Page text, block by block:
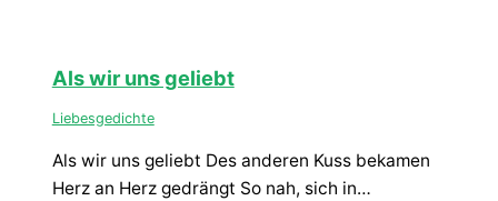
Als wir uns geliebt
Liebesgedichte
Als wir uns geliebt Des anderen Kuss bekamen
Herz an Herz gedrängt So nah, sich in…